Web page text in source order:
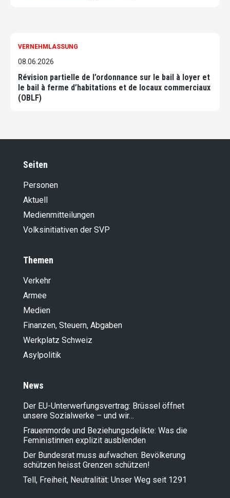
VERNEHMLASSUNG
08.06.2026
Révision partielle de l’ordonnance sur le bail à loyer et
le bail à ferme d’habitations et de locaux commerciaux
(OBLF)
Seiten
Personen
Aktuell
Medienmitteilungen
Volksinitiativen der SVP
Themen
Verkehr
Armee
Medien
Finanzen, Steuern, Abgaben
Werkplatz Schweiz
Asylpolitik
News
Der EU-Unterwerfungsvertrag: Brüssel öffnet
unsere Sozialwerke – und wir…
Frauenmorde und Beziehungsdelikte: Was die
Feministinnen explizit ausblenden
Der Bundesrat muss aufwachen: Bevölkerung
schützen heisst Grenzen schützen!
Tell, Freiheit, Neutralität: Unser Weg seit 1291